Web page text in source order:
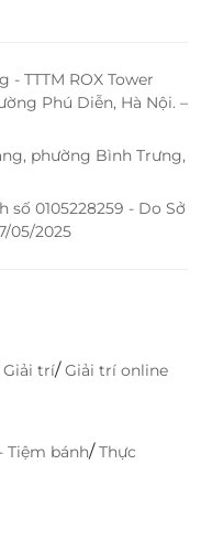
gian tối ưu, việc
LifeLink giúp bạn
mặt hay lo lắng về
cùng đồng hành
toàn và bảo vệ sức
- TTTM ROX Tower
Phú Diễn, Hà Nội. –
phường Bình Trưng,
0105228259 - Do Sở
05/2025
Giải trí/Giải trí online
Tiệm bánh/Thực